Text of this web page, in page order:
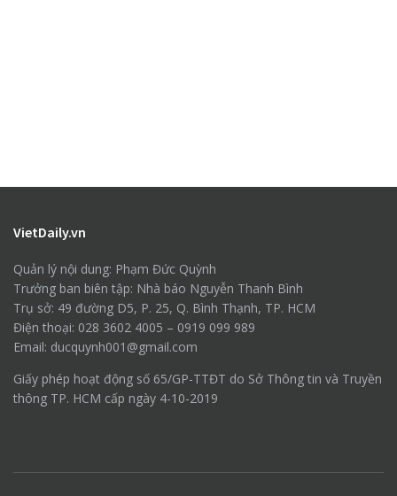
VietDaily.vn
Quản lý nội dung: Phạm Đức Quỳnh
Trưởng ban biên tập: Nhà báo Nguyễn Thanh Bình
Trụ sở: 49 đường D5, P. 25, Q. Bình Thạnh, TP. HCM
Điện thoại: 028 3602 4005 – 0919 099 989
Email: ducquynh001@gmail.com
Giấy phép hoạt động số 65/GP-TTĐT do Sở Thông tin và Truyền
thông TP. HCM cấp ngày 4-10-2019